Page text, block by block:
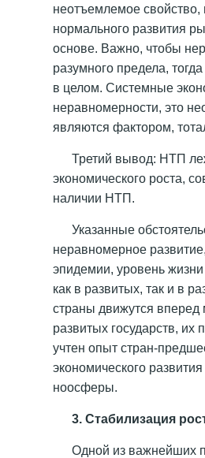
неотъемлемое
нормального развития
основе. Важно, чтобы
разумного предела,
в целом. Системные
неравномерности, это
являются фактором,
Третий вывод: НТП
экономического роста,
наличии НТП.
Указанные
неравномерное
эпидемии, уровень
как в развитых, так и в
страны движутся вперед
развитых государств, их
учтен опыт стран-
экономического
ноосферы.
3. Стабилизация
Одной из важнейших